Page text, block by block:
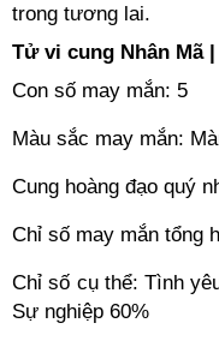
trong tương lai.
Tử vi cung Nhân Mã |
Con số may mắn: 5
Màu sắc may mắn:
Cung hoàng đạo quý
Chỉ số may mắn tổng
Chỉ số cụ thể: Tình
Sự nghiệp 60%